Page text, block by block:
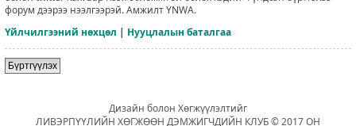
форум дээрээ нээлгээрэй. Амжилт YNWA.
Үйлчилгээний нөхцөл | Нууцлалын баталгаа
Бүртгүүлэх
Дизайн болон Хөгжүүлэлтийг
ЛИВЭРПҮҮЛИЙН ХӨГЖӨӨН ДЭМЖИГЧДИЙН КЛУБ © 2017 ОН